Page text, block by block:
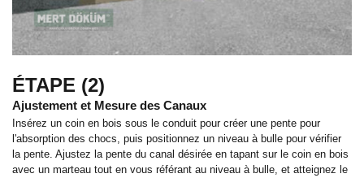
ÉTAPE (2)
Ajustement et Mesure des Canaux
Insérez un coin en bois sous le conduit pour créer une pente pour
l'absorption des chocs, puis positionnez un niveau à bulle pour vérifier
la pente. Ajustez la pente du canal désirée en tapant sur le coin en bois
avec un marteau tout en vous référant au niveau à bulle, et atteignez le